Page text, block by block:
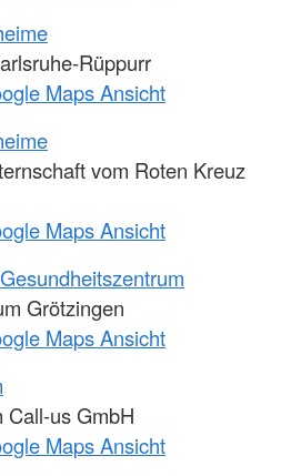
Rüppurr
Maps Ansicht
vom Roten Kreuz
Maps Ansicht
Grötzingen
Maps Ansicht
Call-us GmbH
Maps Ansicht